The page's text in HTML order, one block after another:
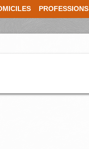
PROFESSIONS